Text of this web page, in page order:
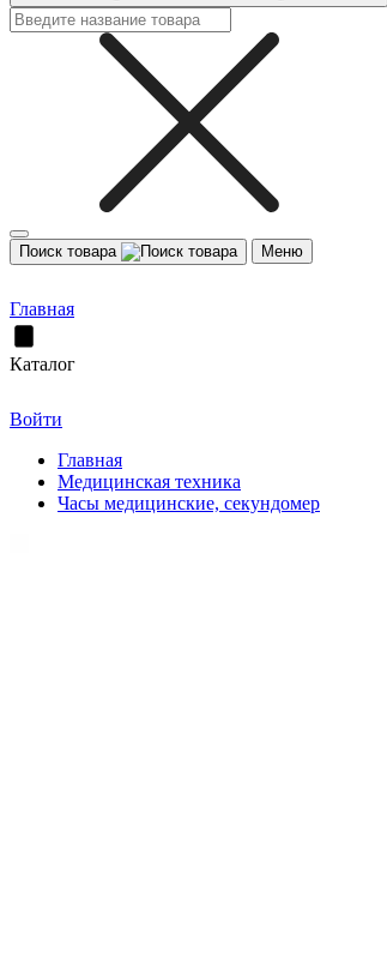
Поиск товара Меню
Главная
Каталог
Войти
Главная
Медицинская техника
Часы медицинские, секундомер